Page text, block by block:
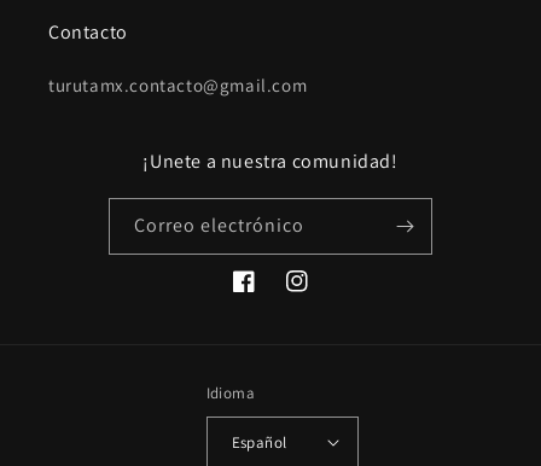
Contacto
turutamx.contacto@gmail.com
¡Unete a nuestra comunidad!
Correo electrónico
FacebookInstagram
Idioma
Español